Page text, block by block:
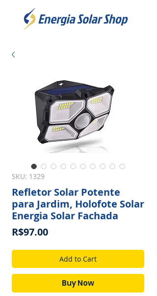
SKU: 1329
Refletor Solar Potente
para Jardim, Holofote Solar
Energia Solar Fachada
R$97.00Price
Add to Cart
Buy Now